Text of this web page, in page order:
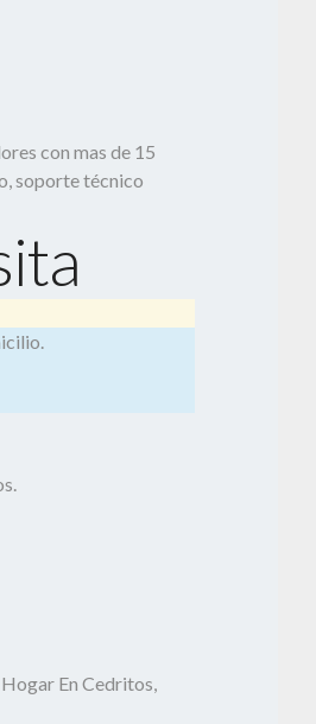
con mas de 15
soporte técnico
En Cedritos,